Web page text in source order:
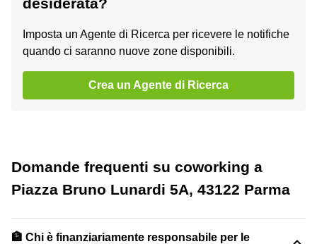
Imposta un Agente di Ricerca per ricevere le notifiche
quando ci saranno nuove zone disponibili.
Crea un Agente di Ricerca
Domande frequenti su coworking a
Piazza Bruno Lunardi 5A, 43122 Parma
🏦 Chi è finanziariamente responsabile per le